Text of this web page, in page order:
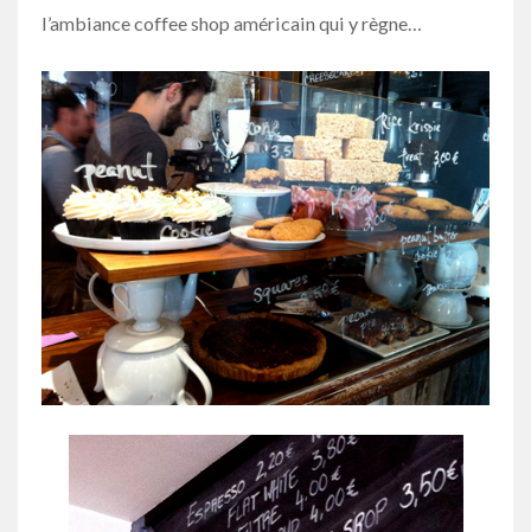
l’ambiance coffee shop américain qui y règne…